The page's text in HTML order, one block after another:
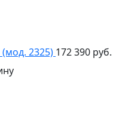
2325) 172 390 руб.